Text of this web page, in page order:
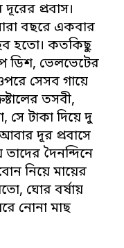
প্রবাস।
বছরে একবার
হতো। কতকিছু
ডিশ, ভেলভেটের
সেসব গায়ে
তসবী,
টাকা দিয়ে দু
দূর প্রবাসে
দৈনন্দিনে
নিয়ে মায়ের
ঘোর বর্ষায়
নোনা মাছ